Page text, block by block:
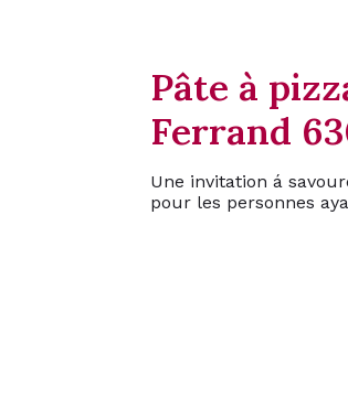
Pâte à
Ferrand
Une invitation á
pour les personnes